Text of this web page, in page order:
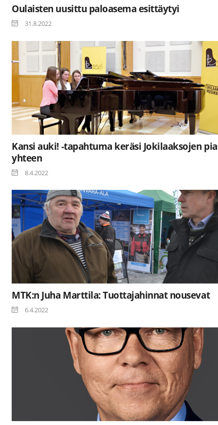
Oulaisten uusittu paloasema esittäytyi
31.8.2022
Kansi auki! -tapahtuma keräsi Jokilaaksojen
yhteen
8.4.2022
MTK:n Juha Marttila: Tuottajahinnat nousevat
6.4.2022